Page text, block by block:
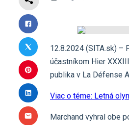
12.8.2024 (SITA.sk) –
účastníkom Hier
publika v La Défense
Viac o téme: Letná
Marchand vyhral obe